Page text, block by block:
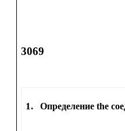
3069
1. Определение the